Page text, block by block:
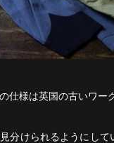
仕様は英国の古いワー
分けられるようにして